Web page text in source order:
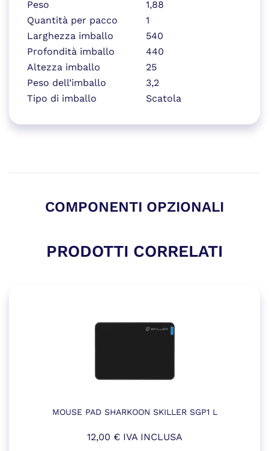
Peso
1,88
Quantità per pacco
1
Larghezza imballo
540
Profondità imballo
440
Altezza imballo
25
Peso dell’imballo
3,2
Tipo di imballo
Scatola
COMPONENTI OPZIONALI
PRODOTTI CORRELATI
MOUSE PAD SHARKOON SKILLER SGP1 L
12,00 €IVA INCLUSA